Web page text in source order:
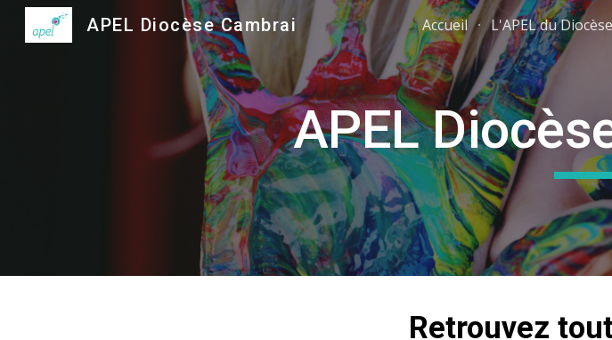
Skip to main content
APEL Diocèse Cambrai Accueil L'APEL du Diocèse
APEL
Retrouvez